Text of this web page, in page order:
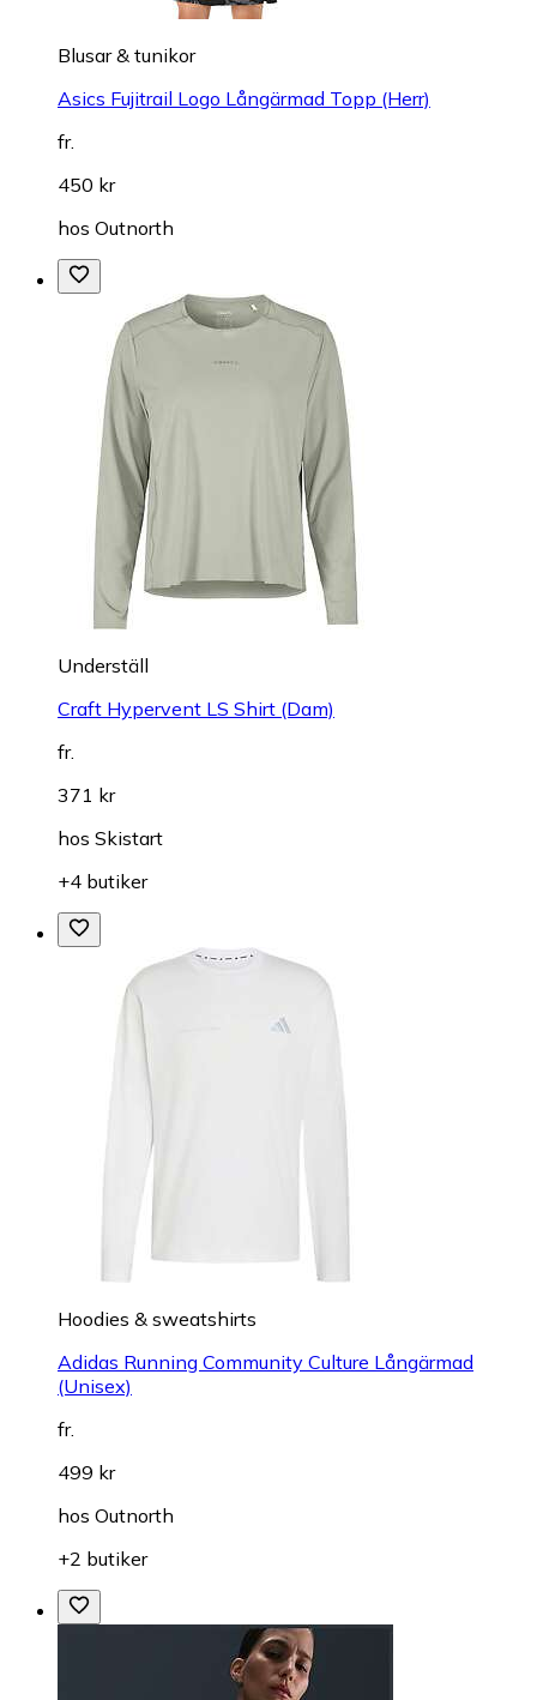
Blusar & tunikor
Asics Fujitrail Logo Långärmad Topp (Herr)
fr.
450 kr
hos Outnorth
Underställ
Craft Hypervent LS Shirt (Dam)
fr.
371 kr
hos Skistart
+4 butiker
Hoodies & sweatshirts
Adidas Running Community Culture Långärmad
(Unisex)
fr.
499 kr
hos Outnorth
+2 butiker